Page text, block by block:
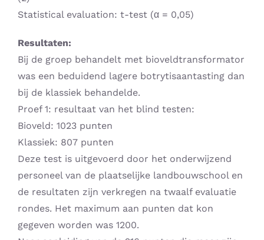
Statistical evaluation: t-test (α = 0,05)
Resultaten:
Bij de groep behandelt met bioveldtransformator
was een beduidend lagere botrytisaantasting dan
bij de klassiek behandelde.
Proef 1: resultaat van het blind testen:
Bioveld: 1023 punten
Klassiek: 807 punten
Deze test is uitgevoerd door het onderwijzend
personeel van de plaatselijke landbouwschool en
de resultaten zijn verkregen na twaalf evaluatie
rondes. Het maximum aan punten dat kon
gegeven worden was 1200.